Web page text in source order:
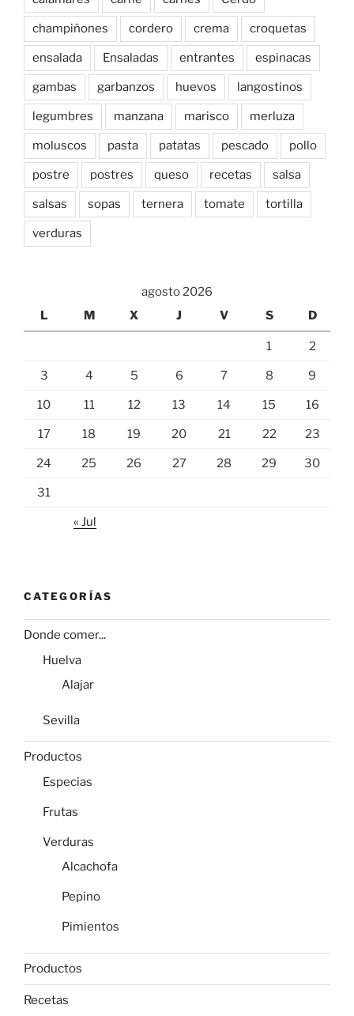
champiñones cordero crema croquetas
ensalada Ensaladas entrantes espinacas
gambas garbanzos huevos langostinos
legumbres manzana marisco merluza
moluscos pasta patatas pescado pollo
postre postres queso recetas salsa
salsas sopas ternera tomate tortilla
verduras
agosto 2026
L
M X J V S D
1 2
3 4 5 6 7 8 9
10 11 12 13 14 15 16
17 18 19 20 21 22 23
24 25 26 27 28 29 30
31
« Jul
CATEGORÍAS
Donde comer...
Huelva
Alajar
Sevilla
Productos
Especias
Frutas
Verduras
Alcachofa
Pepino
Pimientos
Productos
Recetas